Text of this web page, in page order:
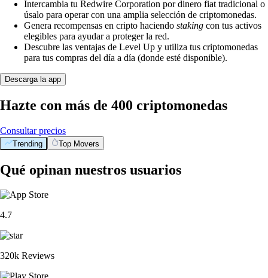
Intercambia tu Redwire Corporation por dinero fiat tradicional o
úsalo para operar con una amplia selección de criptomonedas.
Genera recompensas en cripto haciendo staking con tus activos
elegibles para ayudar a proteger la red.
Descubre las ventajas de Level Up y utiliza tus criptomonedas
para tus compras del día a día (donde esté disponible).
Descarga la app
Hazte con más de 400 criptomonedas
Consultar precios
Trending Top Movers
Qué opinan nuestros usuarios
4.7
320k Reviews